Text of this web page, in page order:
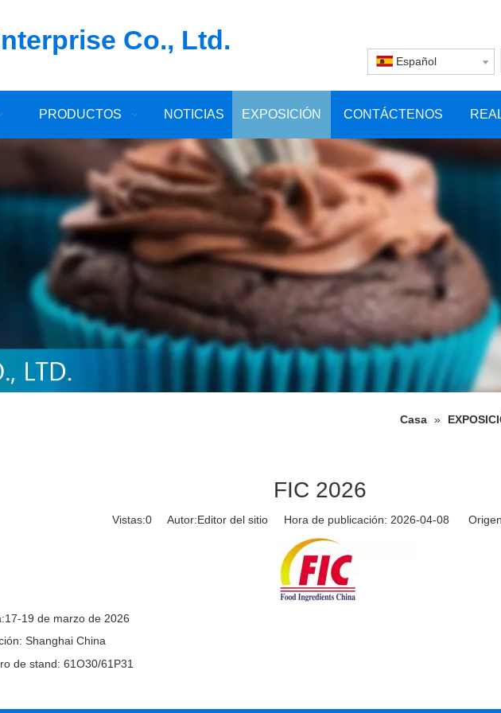
Co., Ltd.
Español
PRODUCTOS NOTICIAS EXPOSICIÓN CONTÁCTENOS
Casa »
FIC 2026
Vistas:0 Autor:Editor del sitio Hora de publicación: 2026-04-08
19 de marzo de 2026
Shanghai China
de stand: 61O30/61P31